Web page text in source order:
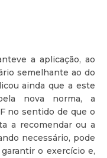
a aplicação, ao
semelhante ao do
ainda que a este
nova norma, a
no sentido de que o
a recomendar ou a
necessário, pode
o exercício e,